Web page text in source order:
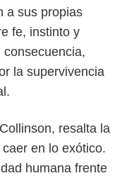
a sus propias
fe, instinto y
la supervivencia
resalta la
en lo exótico.
humana frente